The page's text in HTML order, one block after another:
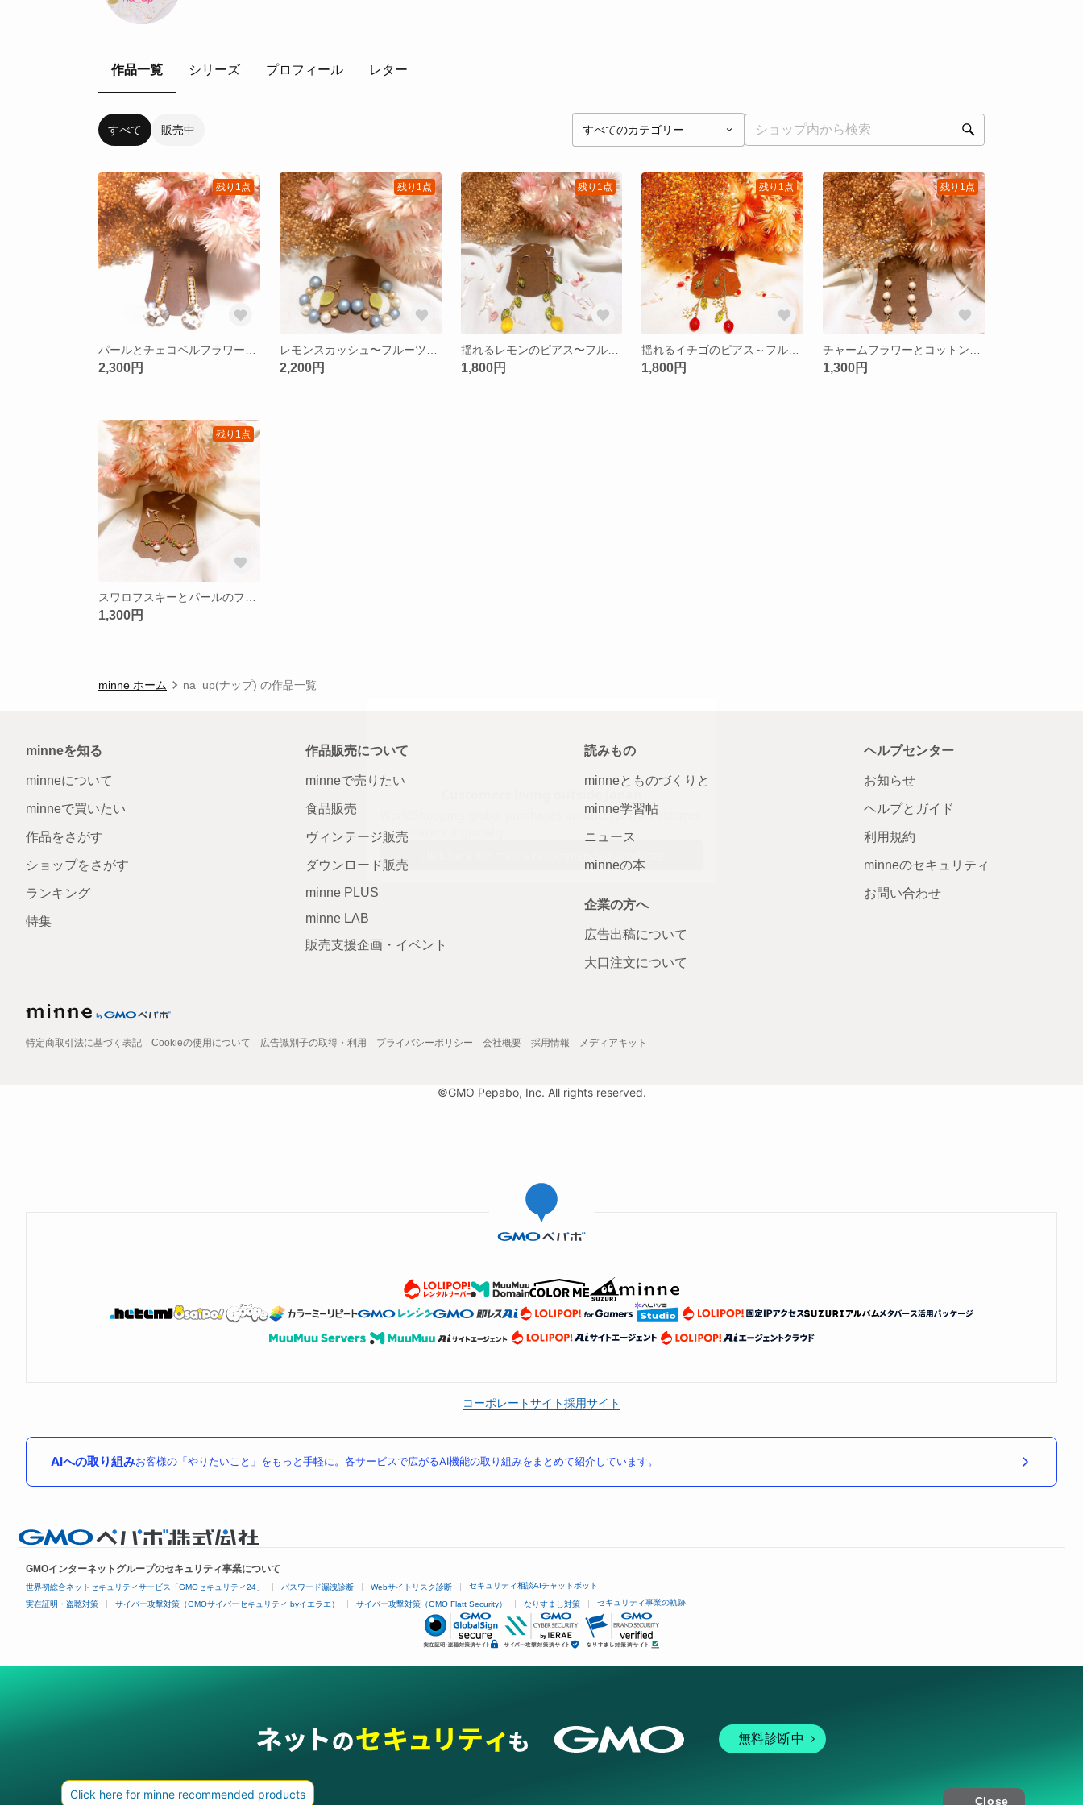
作品一覧 シリーズ プロフィール レター
すべて 販売中
残り1点
2,300円
残り1点
2,200円
残り1点
揺れるレモンのピアス〜フルーツシリーズ〜
1,800円
残り1点
1,800円
残り1点
1,300円
残り1点
1,300円
minne ホーム na_up(ナップ) の作品一覧
minneを知る
minneについて
minneで買いたい
作品をさがす
ショップをさがす
ランキング
特集
作品販売について
minneで売りたい
食品販売
ヴィンテージ販売
ダウンロード販売
minne PLUS
minne LAB
販売支援企画・イベント
読みもの
minneとものづくりと
minne学習帖
ニュース
minneの本
企業の方へ
広告出稿について
大口注文について
ヘルプセンター
お知らせ
ヘルプとガイド
利用規約
minneのセキュリティ
お問い合わせ
特定商取引法に基づく表記 Cookieの使用について 広告識別子の取得・利用 プライバシーポリシー 会社概要 採用情報 メディアキット
©GMO Pepabo, Inc. All rights reserved.
コーポレートサイト採用サイト
AIへの取り組みお客様の「やりたいこと」をもっと手軽に。各サービスで広がるAI機能の取り組みをまとめて紹介しています。
GMOインターネットグループのセキュリティ事業について
世界初総合ネットセキュリティサービス「GMOセキュリティ24」 パスワード漏洩診断 Webサイトリスク診断 セキュリティ相談AIチャットボット
実在証明・盗聴対策 サイバー攻撃対策（GMOサイバーセキュリティ byイエラエ） サイバー攻撃対策（GMO Flatt Security） なりすまし対策 セキュリティ事業の軌跡
無料診断中